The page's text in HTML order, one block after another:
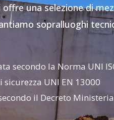
una selezione di
sopralluoghi
secondo la Norma UNI
sicurezza UNI EN 13000
il Decreto